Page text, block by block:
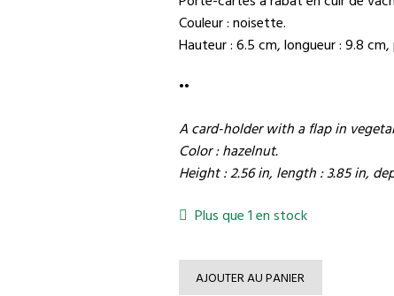
Couleur : noisette.
Hauteur : 6.5 cm, longueur : 9.8
••
A card-holder with a flap in
Color : hazelnut.
Height : 2.56 in, length : 3.85 in,
Plus que 1 en stock
AJOUTER AU PANIER